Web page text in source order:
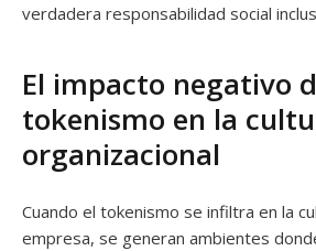
verdadera responsabilidad social
El impacto negativo
tokenismo en la
organizacional
Cuando el tokenismo se infiltra en la
empresa, se generan ambientes